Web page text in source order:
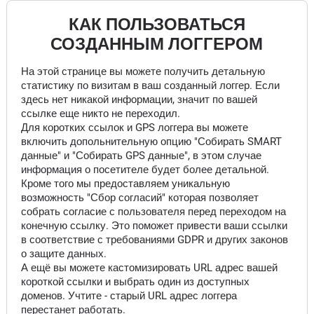
КАК ПОЛЬЗОВАТЬСЯ
СОЗДАННЫМ ЛОГГЕРОМ
На этой странице вы можете получить детальную
статистику по визитам в ваш созданный логгер. Если
здесь нет никакой информации, значит по вашей
ссылке еще никто не переходил.
Для коротких ссылок и GPS логгера вы можете
включить допольнительную опцию "Собирать SMART
данные" и "Собирать GPS данные", в этом случае
информация о посетителе будет более детальной.
Кроме того мы предоставляем уникальную
возможность "Сбор согласий" которая позволяет
собрать согласие с пользователя перед переходом на
конечную ссылку. Это поможет привести ваши ссылки
в соответствие с требованиями GDPR и других законов
о защите данных.
А ещё вы можете кастомизировать URL адрес вашей
короткой ссылки и выбрать один из доступных
доменов. Учтите - старый URL адрес логгера
перестанет работать.